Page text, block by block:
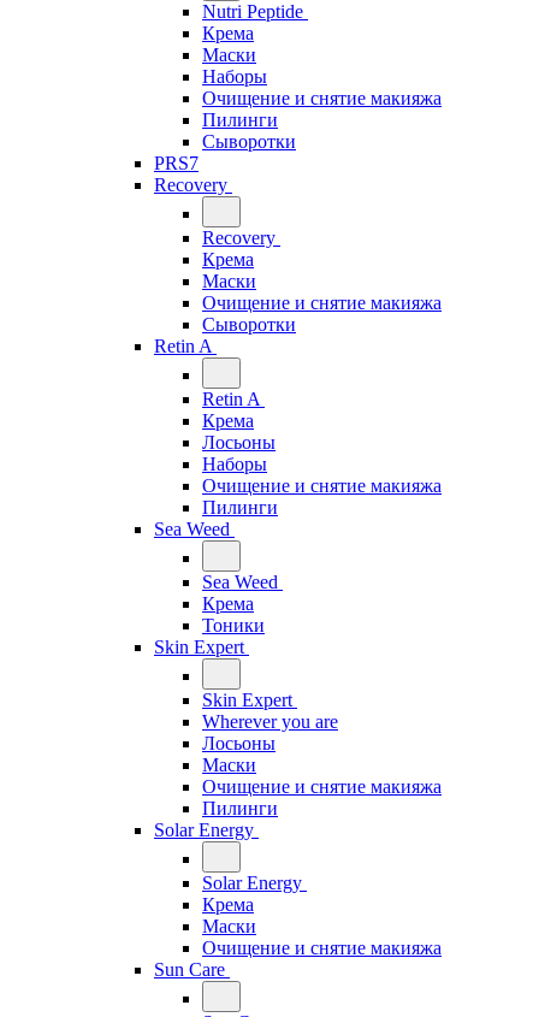
Nutri Peptide
Крема
Маски
Наборы
Очищение и снятие макияжа
Пилинги
Сыворотки
PRS7
Recovery
Recovery
Крема
Маски
Очищение и снятие макияжа
Сыворотки
Retin A
Retin A
Крема
Лосьоны
Наборы
Очищение и снятие макияжа
Пилинги
Sea Weed
Sea Weed
Крема
Тоники
Skin Expert
Skin Expert
Wherever you are
Лосьоны
Маски
Очищение и снятие макияжа
Пилинги
Solar Energy
Solar Energy
Крема
Маски
Очищение и снятие макияжа
Sun Care